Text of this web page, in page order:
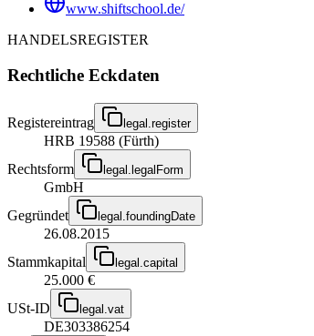
www.shiftschool.de/
HANDELSREGISTER
Rechtliche Eckdaten
Registereintrag legal.register
HRB 19588 (Fürth)
Rechtsform
legal.legalForm
GmbH
Gegründet
legal.foundingDate
26.08.2015
Stammkapital
legal.capital
25.000 €
USt-ID
legal.vat
DE303386254